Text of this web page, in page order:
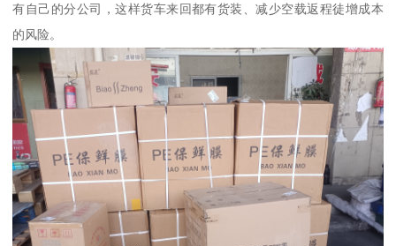
有自己的分公司，这样货车来回都有货装、减少空载返程徒增成本
的风险。